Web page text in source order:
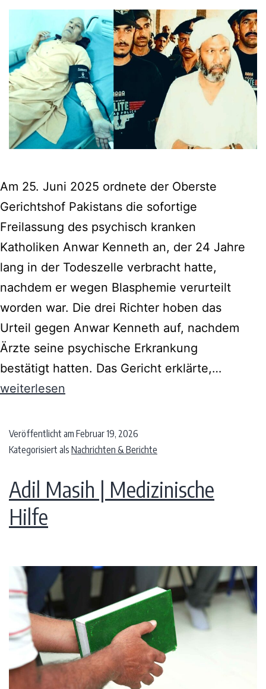
Am 25. Juni 2025 ordnete der Oberste
Gerichtshof Pakistans die sofortige
Freilassung des psychisch kranken
Katholiken Anwar Kenneth an, der 24 Jahre
lang in der Todeszelle verbracht hatte,
nachdem er wegen Blasphemie verurteilt
worden war. Die drei Richter hoben das
Urteil gegen Anwar Kenneth auf, nachdem
Ärzte seine psychische Erkrankung
bestätigt hatten. Das Gericht erklärte,…
weiterlesen
Veröffentlicht am Februar 19, 2026
Kategorisiert als Nachrichten & Berichte
Adil Masih | Medizinische
Hilfe